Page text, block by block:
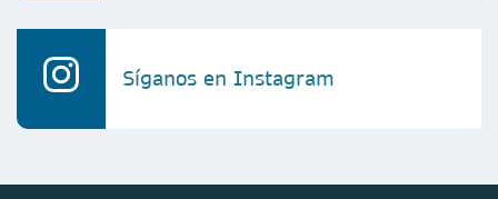
Síganos en Instagram